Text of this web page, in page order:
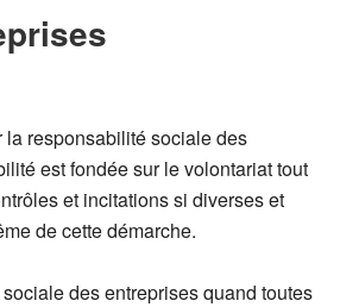
responsabilité sociale des
est fondée sur le volontariat tout
et incitations si diverses et
de cette démarche.
des entreprises quand toutes